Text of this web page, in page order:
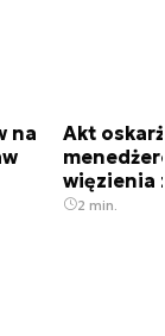
na
Akt
więzienia
2 min.